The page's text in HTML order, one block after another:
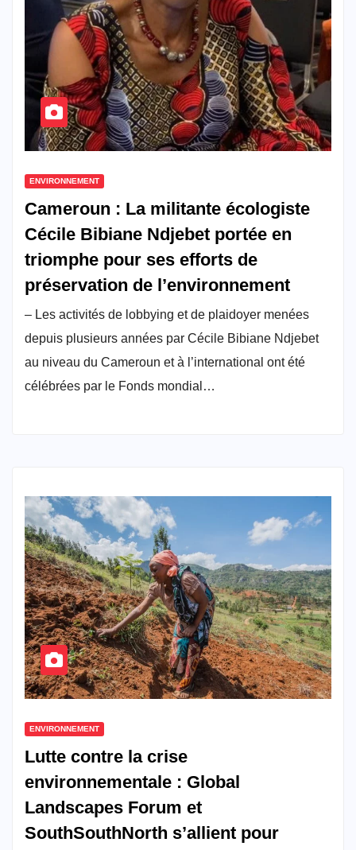
ENVIRONNEMENT
Cameroun : La militante écologiste
Cécile Bibiane Ndjebet portée en
triomphe pour ses efforts de
préservation de l’environnement
– Les activités de lobbying et de plaidoyer menées
depuis plusieurs années par Cécile Bibiane Ndjebet
au niveau du Cameroun et à l’international ont été
célébrées par le Fonds mondial…
ENVIRONNEMENT
Lutte contre la crise
environnementale : Global
Landscapes Forum et
SouthSouthNorth s’allient pour